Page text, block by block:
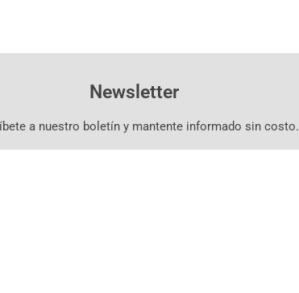
Newsletter
a nuestro boletín y mantente informado sin costo.